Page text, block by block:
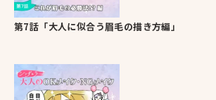
第7話「大人に似合う眉毛の描き方編」